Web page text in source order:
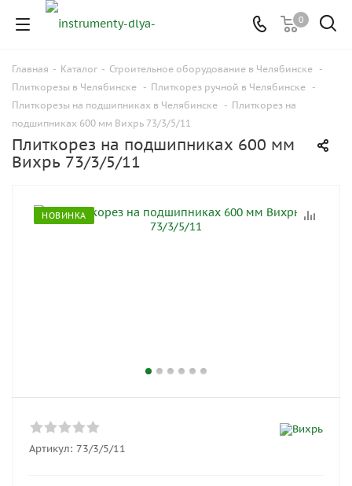
0
Главная - Каталог - Строительное оборудование в Челябинске -
Плиткорезы в Челябинске - Плиткорез ручной в Челябинске -
Плиткорезы на подшипниках в Челябинске - Плиткорез на
подшипниках 600 мм Вихрь 73/3/5/11
Плиткорез на подшипниках 600 мм
Вихрь 73/3/5/11
НОВИНКА
Артикул: 73/3/5/11